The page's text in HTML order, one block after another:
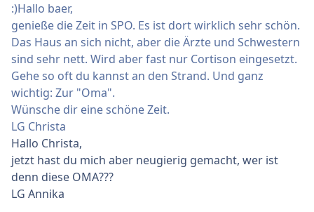
:)Hallo baer,
genieße die Zeit in SPO. Es ist dort wirklich sehr schön.
Das Haus an sich nicht, aber die Ärzte und Schwestern
sind sehr nett. Wird aber fast nur Cortison eingesetzt.
Gehe so oft du kannst an den Strand. Und ganz
wichtig: Zur "Oma".
Wünsche dir eine schöne Zeit.
LG Christa
Hallo Christa,
jetzt hast du mich aber neugierig gemacht, wer ist
denn diese OMA???
LG Annika